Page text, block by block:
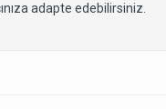
adapte edebilirsiniz.